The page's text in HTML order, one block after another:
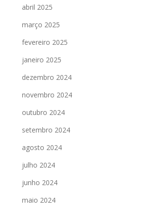
abril 2025
março 2025
fevereiro 2025
janeiro 2025
dezembro 2024
novembro 2024
outubro 2024
setembro 2024
agosto 2024
julho 2024
junho 2024
maio 2024